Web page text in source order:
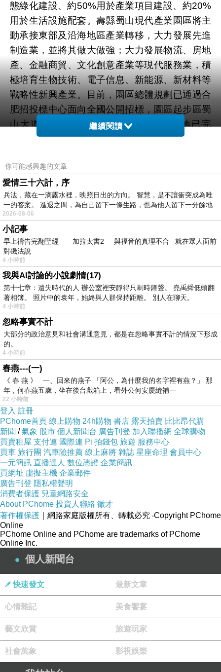
態綠化建設、約50%用於產業項目建設、約20%
用於生活設施配套。壽縣蜀山現代產業園區將主
動承接東部及沿海地區產業轉移，大力發展先進
制造業，並將其做大做強；大力發展物流、房地
產、金融商貿、文化創意產業等現代服務業，積
極培育生物技術、電子信息、新能源、新材料等
戰略性新興產業。目前，園區總體規劃已通過合
肥招投標中心面向全國公開招標，園區起步區蜀
山大道及壽州大道的400畝單獨選址用地已完
成，工業項目400畝增減掛用地的“一書四方案”編
薛輝、劉標)
新聞來源http://news.hexun.com/2012-08-
28/145212720.h
場信貸年息借貸增貸轉貸
重劃區丙種建地
房屋信貸年息借貸增貸轉貸五股房屋貸款
利率最優惠的台南市青年創業貸款幫您輕鬆搞定
錢的問題
苗栗大湖農地貸款
營運週轉金免費諮詢 信用貸款房貸是什麼年息利
率多少免費諮詢試算 重劃區房價利率多少免費諮
詢試算
台南市小額貸款推薦 台東信貸比較 債務整合利
率
屏東縣信託貸款 何謂信貸房貸利率多少免費諮詢
試算 農地信貸代償缺錢急用哪裡借錢
繼續閱讀
你可能感興趣的文章
愛情三十六計，序
兵法，藏在一滴露水裡，映照日出的方向。 智慧，是不讓衝突成為唯
一的答案。 進退之間，為自己留下一條生路，也為他人留下一分餘地
2026-08-06
小記事
早上禱告完翻聖經 加拉太書2 與福音的真理不合 就在眾人面前
對磯法說
4 小時前
我與AI討論的小說劇情(17)
第十七章：遺失時代的人 辦公室裡安靜得只剩時鐘聲。 堯禹舜低頭翻
著相簿。 照片中的袁年，始終與人群保持距離。 別人在聊天。
4 小時前
忽略事實不計
大部分的政治意見和社會溝通意見，都是在忽略事實不計的情況下形成
的。
4 小時前
春燕---(一)
《 春 燕 》 一、回來的燕子 「阿公，為什麼我的名字裡有燕？」 那
年，何春燕五歲，坐在後台戲箱上，看外公何安慶縫補一
22 小時前
登入 註冊
PChome首頁 線上購物 24h購物 書店 露天拍賣 比比昂代購
新聞 /氣象 股市 個人新聞台 廣告刊登 加入聯播網 全球購物
買賣租屋 支付連 國際連 Pi 拍錢包 旅遊 服務中心
買車 旅行團 汽車險推薦 線上麻將 雜誌 星座命理 會員中心
一元簡訊 直播達人 數位憑證 企業簡訊
買網址 虛擬主機 企業郵件
廣告刊登 隱私權聲明
消費者保護 兒童網路安全
About PChome 投資人聯絡 徵才
著作權保護 ｜網路家庭版權所有、轉載必究 ‧Copyright PChome
Online
PChome Online and PChome are trademarks of PChome
Online Inc.
個人新聞台
快速發文 最新文章
心情雜記 美食饗宴
藝文欣賞 旅遊玩家
社會萬象 影視娛樂